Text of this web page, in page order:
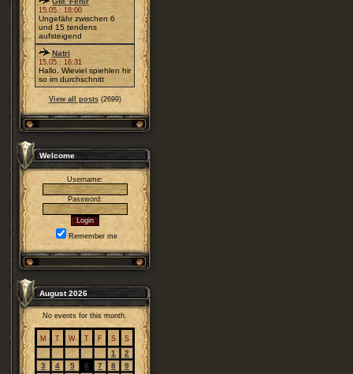
15.05.: 18:00
Ungefähr zwischen 6
und 15 tendens
aufsteigend
Natri
15.05.: 16:31
Hallo. Wieviel spiehlen hir
so im durchschnitt
View all posts(2699)
Welcome
Username:
Password:
Remember me
August 2026
No events for this month.
M T W T F S S
1
2
3
4 5 6 7 8
9